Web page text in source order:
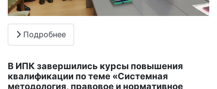
Подробнее
В ИПК завершились курсы повышения
квалификации по теме «Системная
методология, правовое и нормативное